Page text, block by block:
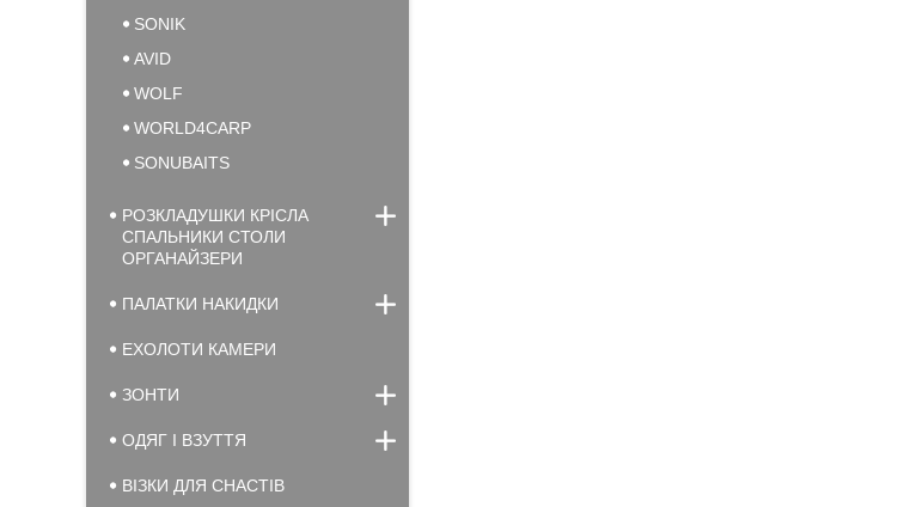
SONIK
AVID
WOLF
WORLD4CARP
SONUBAITS
РОЗКЛАДУШКИ КРІСЛА
СПАЛЬНИКИ СТОЛИ
ОРГАНАЙЗЕРИ
ПАЛАТКИ НАКИДКИ
ЕХОЛОТИ КАМЕРИ
ЗОНТИ
ОДЯГ І ВЗУТТЯ
ВІЗКИ ДЛЯ СНАСТІВ